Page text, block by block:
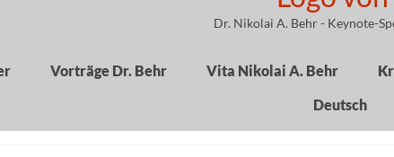
Dr. Nikolai A. Behr - Keynote-
Vorträge Dr. Behr Vita Nikolai A. Behr
Deutsch